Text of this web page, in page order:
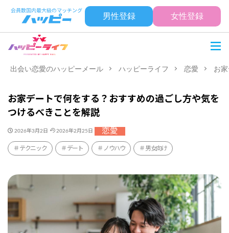
男性登録 女性登録
出会い恋愛のハッピーメール ハッピーライフ 恋愛 お
お家デートで何をする？おすすめの過ごし方や気を
つけるべきことを解説
2026年3月2日 2026年2月25日 恋愛
テクニック デート ノウハウ 男女向け